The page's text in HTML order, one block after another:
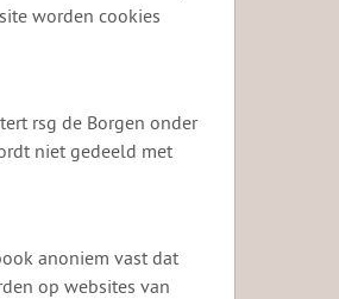
worden cookies
rsg de Borgen onder
niet gedeeld met
anoniem vast dat
op websites van